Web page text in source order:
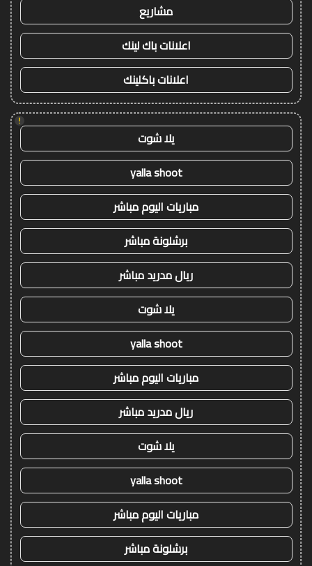
مشاريع
اعلانات باك لينك
اعلانات باكلينك
!
يلا شوت
yalla shoot
مباريات اليوم مباشر
برشلونة مباشر
ريال مدريد مباشر
يلا شوت
yalla shoot
مباريات اليوم مباشر
ريال مدريد مباشر
يلا شوت
yalla shoot
مباريات اليوم مباشر
برشلونة مباشر